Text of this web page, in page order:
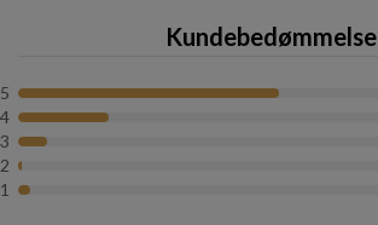
Kundebedømmelse
5
4
3
2
1